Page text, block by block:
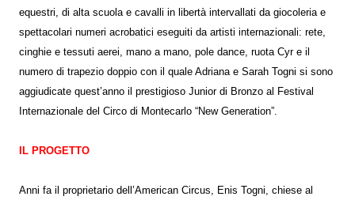
equestri, di alta scuola e cavalli in libertà intervallati da giocoleria e
spettacolari numeri acrobatici eseguiti da artisti internazionali: rete,
cinghie e tessuti aerei, mano a mano, pole dance, ruota Cyr e il
numero di trapezio doppio con il quale Adriana e Sarah Togni si sono
aggiudicate quest’anno il prestigioso Junior di Bronzo al Festival
Internazionale del Circo di Montecarlo “New Generation”.
IL PROGETTO
Anni fa il proprietario dell’American Circus, Enis Togni, chiese al